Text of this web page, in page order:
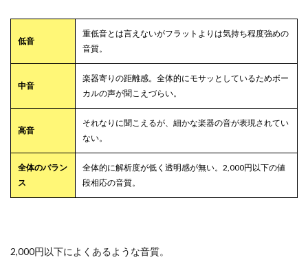
低音
重低音とは言えないがフラットよりは気持ち程度強めの
音質。
中音
楽器寄りの距離感。全体的にモサッとしているためボー
カルの声が聞こえづらい。
高音
それなりに聞こえるが、細かな楽器の音が表現されてい
ない。
全体のバラン
ス
全体的に解析度が低く透明感が無い。2,000円以下の値
段相応の音質。
2,000円以下によくあるような音質。